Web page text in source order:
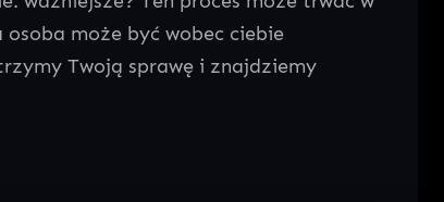
może być wobec ciebie
Twoją sprawę i znajdziemy